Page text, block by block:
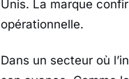
Unis. La marque
opérationnelle.
Dans un secteur où